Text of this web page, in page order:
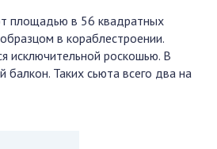
площадью в 56 квадратных
в кораблестроении.
исключительной роскошью. В
балкон. Таких сьюта всего два на